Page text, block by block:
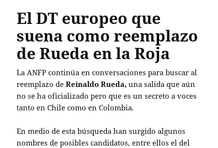
El DT europeo que
suena como reemplazo
de Rueda en la Roja
La ANFP continúa en conversaciones para buscar al
reemplazo deReinaldo Rueda, una salida que aún
no se ha oficializado pero que es un secreto a voces
tanto en Chile como en Colombia.
En medio de esta búsqueda han surgido algunos
nombres de posibles candidatos, entre ellos el del